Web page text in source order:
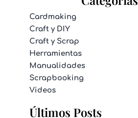
Cardmaking
Craft y DIY
Craft y Scrap
Herramientas
Manualidades
Scrapbooking
Videos
Últimos Posts